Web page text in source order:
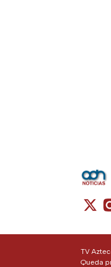
TV
Queda